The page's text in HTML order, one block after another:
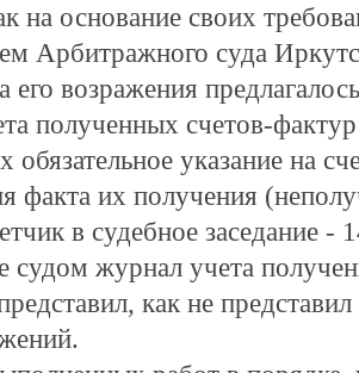
на основание своих
Арбитражного суда
его возражения
полученных счетов-
обязательное указание на
факта их получения
в судебное заседание -
судом журнал учета
как не представил